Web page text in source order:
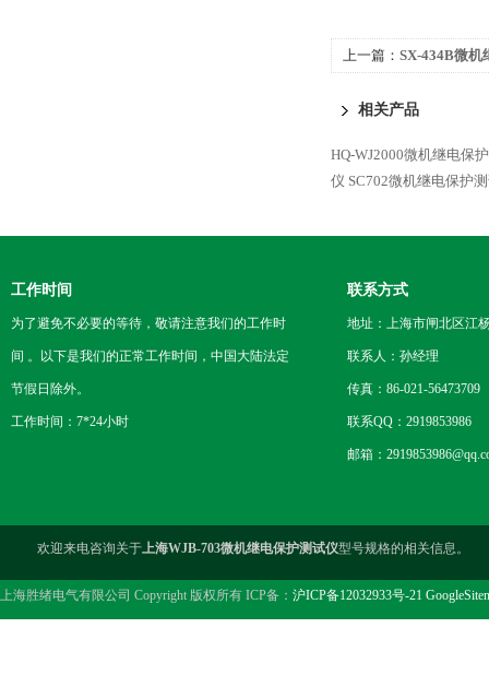
上一篇： SX-434B微机
相关产品
HQ-WJ2000微机继电保
仪 SC702微机继电保护
工作时间
为了避免不必要的等待，敬请注意我们的工作时
间 。以下是我们的正常工作时间，中国大陆法定
节假日除外。
工作时间：7*24小时
联系方式
地址：上海市闸北区江
联系人：孙经理
传真：86-021-56473709
联系QQ：2919853986
邮箱：
欢迎来电咨询关于上海WJB-703微机继电保护测试仪型号规格的相关信息。
上海胜绪电气有限公司 Copyright 版权所有 ICP备： 沪ICP备12032933号-21